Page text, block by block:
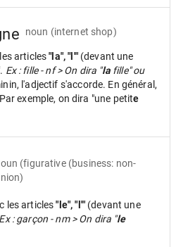
noun (internet shop)
articles"la", "l'" (devant une
. Ex : fille - nf > On dira "lafille" ou
l'adjectif s'accorde. En général,
exemple, on dira "une petite
(figurative (business: non-
les articles"le", "l'" (devant une
Ex : garçon - nm > On dira "le